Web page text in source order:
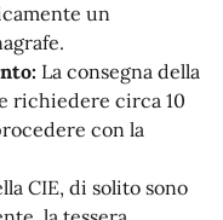
un
La consegna della
richiedere circa 10
con la
CIE, di solito sono